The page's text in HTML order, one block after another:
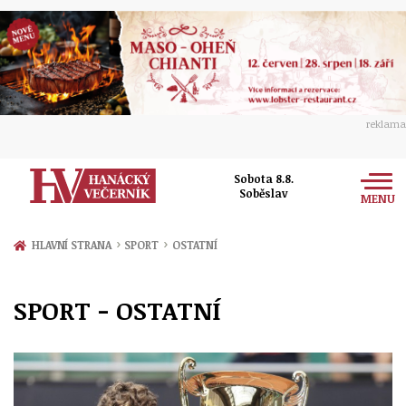
reklama
Sobota 8.8.
Soběslav
MENU
Zprávy
Přerov
Politika
Ekonomika
Kultura
Hudba
Společnost
HLAVNÍ STRANA › SPORT › OSTATNÍ
SPORT - OSTATNÍ